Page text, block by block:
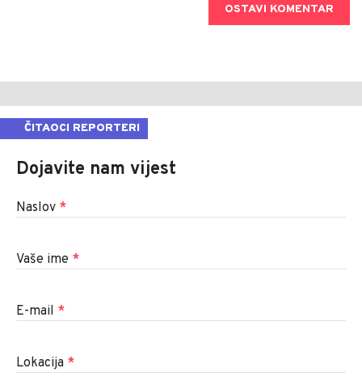
OSTAVI KOMENTAR
ČITAOCI REPORTERI
Dojavite nam vijest
Naslov *
Vaše ime *
E-mail *
Lokacija *